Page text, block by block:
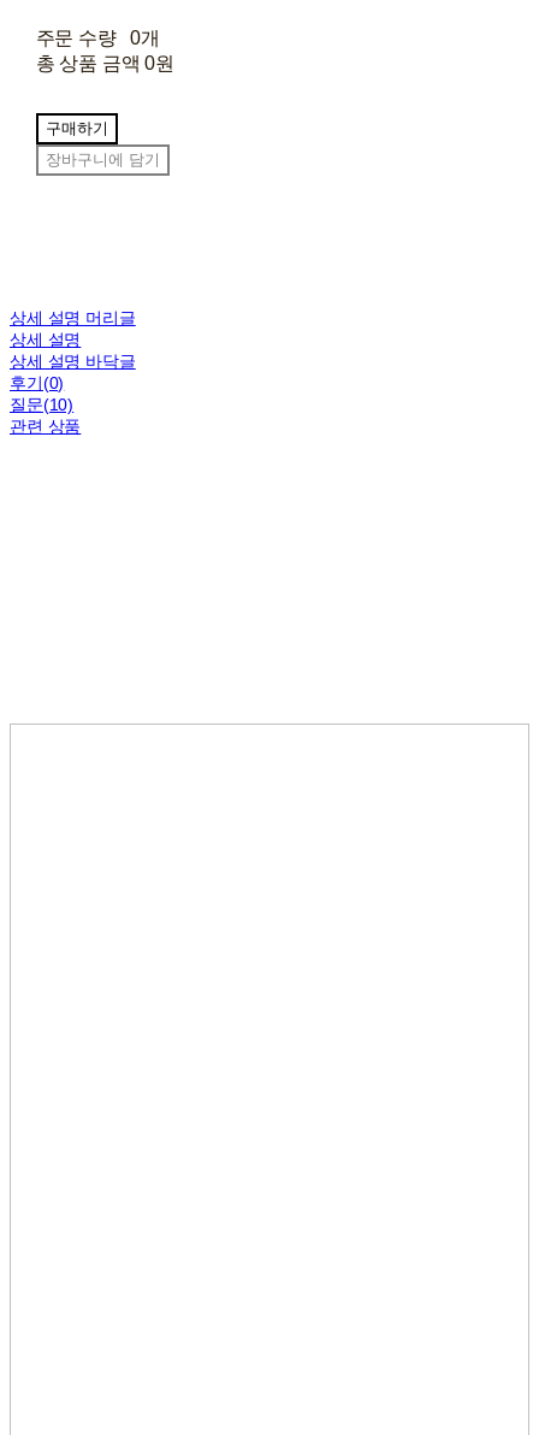
주문 수량
0개
총 상품 금액 0원
구매하기
장바구니에 담기
상세 설명 머리글
상세 설명
상세 설명 바닥글
후기(0)
질문(10)
관련 상품